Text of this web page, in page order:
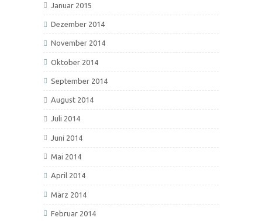
Januar 2015
Dezember 2014
November 2014
Oktober 2014
September 2014
August 2014
Juli 2014
Juni 2014
Mai 2014
April 2014
März 2014
Februar 2014